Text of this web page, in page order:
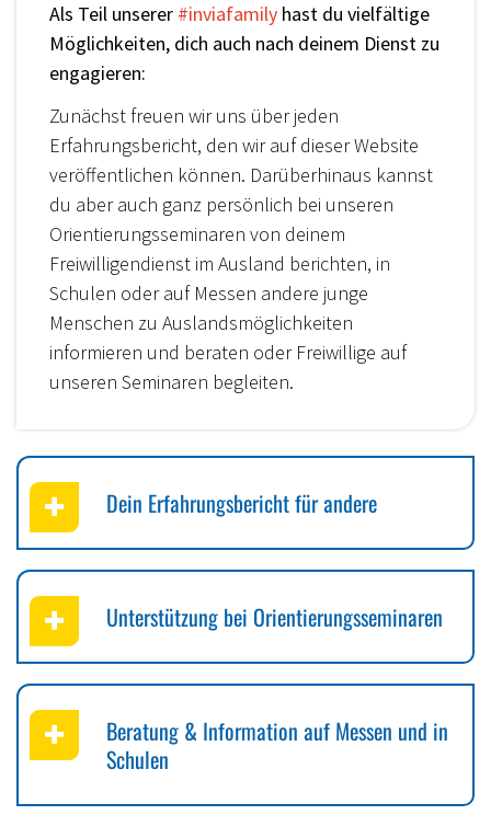
Als Teil unserer #inviafamily hast du vielfältige
Möglichkeiten, dich auch nach deinem Dienst zu
engagieren:
Zunächst freuen wir uns über jeden
Erfahrungsbericht, den wir auf dieser Website
veröffentlichen können. Darüberhinaus kannst
du aber auch ganz persönlich bei unseren
Orientierungsseminaren von deinem
Freiwilligendienst im Ausland berichten, in
Schulen oder auf Messen andere junge
Menschen zu Auslandsmöglichkeiten
informieren und beraten oder Freiwillige auf
unseren Seminaren begleiten.
Dein Erfahrungsbericht für andere
Unterstützung bei Orientierungsseminaren
Beratung & Information auf Messen und in
Schulen